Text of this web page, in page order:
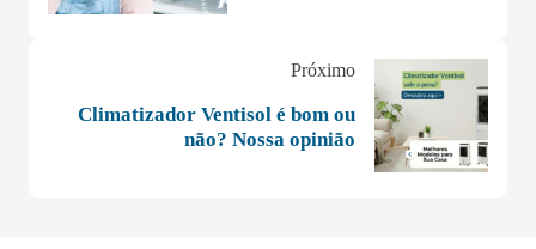
Próximo
Climatizador Ventisol é bom ou
não? Nossa opinião